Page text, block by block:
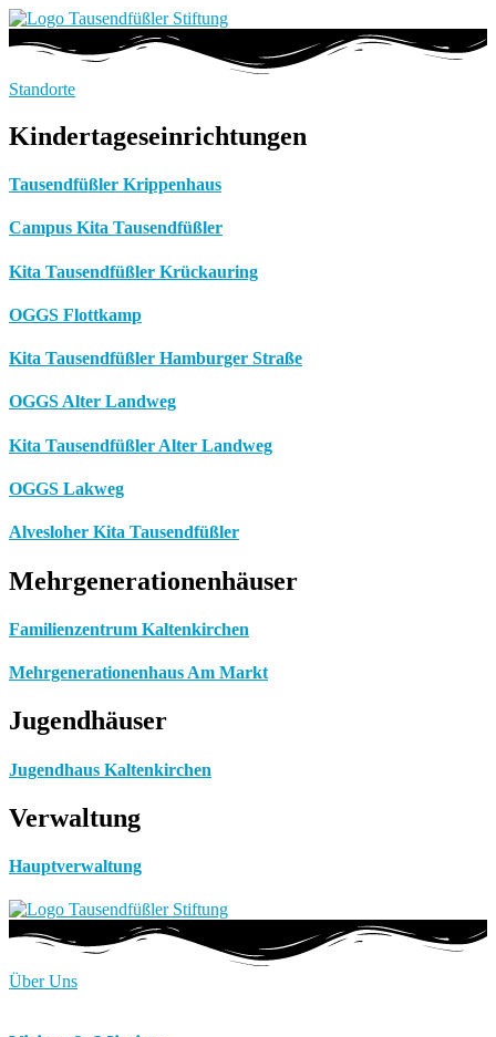
Standorte
Kindertageseinrichtungen
Tausendfüßler Krippenhaus
Campus Kita Tausendfüßler
Kita Tausendfüßler Krückauring
OGGS Flottkamp
Kita Tausendfüßler Hamburger Straße
OGGS Alter Landweg
Kita Tausendfüßler Alter Landweg
OGGS Lakweg
Alvesloher Kita Tausendfüßler
Mehrgenerationenhäuser
Familienzentrum Kaltenkirchen
Mehrgenerationenhaus Am Markt
Jugendhäuser
Jugendhaus Kaltenkirchen
Verwaltung
Hauptverwaltung
Über Uns